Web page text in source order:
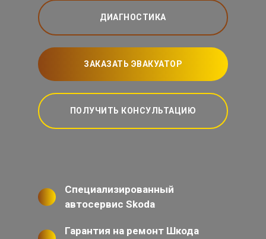
ДИАГНОСТИКА
ЗАКАЗАТЬ ЭВАКУАТОР
ПОЛУЧИТЬ КОНСУЛЬТАЦИЮ
Специализированный
автосервис Skoda
Гарантия на ремонт Шкода